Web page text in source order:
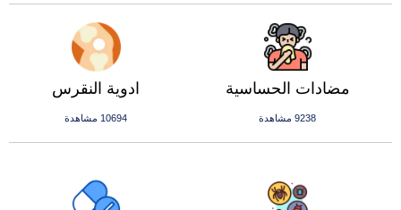
ادوية النقرس
10694 مشاهدة
مضادات الحساسية
9238 مشاهدة